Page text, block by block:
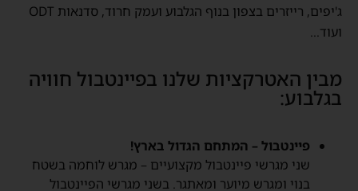
ג'יפים, רייזרים בצפון בנוף הגלבוע ועמק חרוד, סדנאות ODT
ועוד…
מבין האטרקציות שלנו בפיינטבול חוויה
בגלבוע:
פיינטבול – המתחם הגדול בארץ!
שני מגרשי פיינטבול מקצועיים – מגרש לוחמה בשטח
בנוי ומגרש מיוער ומאתגר. בשני מגרשי הפיינטבול